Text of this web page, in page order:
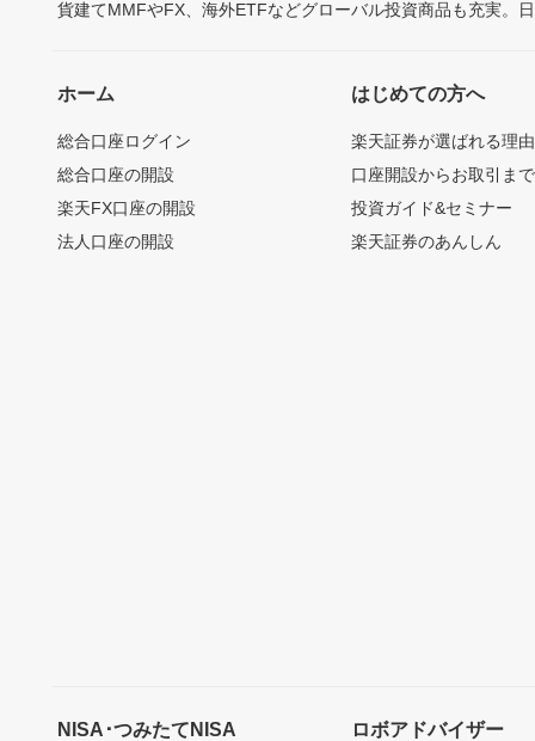
貨建てMMFやFX、海外ETFなどグローバル投資商品も充実。
ホーム
総合口座ログイン
総合口座の開設
楽天FX口座の開設
法人口座の開設
はじめての方へ
楽天証券が選ばれる理由
口座開設からお取引ま
投資ガイド&セミナー
楽天証券のあんしん
NISA･つみたてNISA ロボアドバイザー